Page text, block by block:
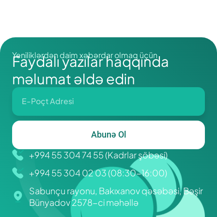
Yeniliklərdən daim xəbərdar olmaq üçün
Faydalı yazılar haqqında
məlumat əldə edin
Abunə Ol
+994 55 304 74 55 (Kadrlar şöbəsi)
+994 55 304 02 03 (08:30-16:00)
Sabunçu rayonu, Bakıxanov qəsəbəsi, Bəşir
Bünyadov 2578-ci məhəllə